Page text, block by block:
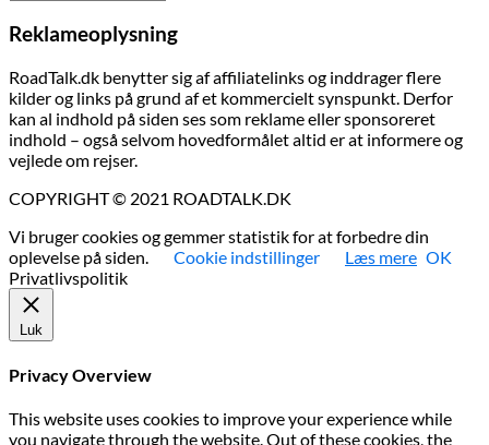
Reklameoplysning
RoadTalk.dk benytter sig af affiliatelinks og inddrager flere
kilder og links på grund af et kommercielt synspunkt. Derfor
kan al indhold på siden ses som reklame eller sponsoreret
indhold – også selvom hovedformålet altid er at informere og
vejlede om rejser.
COPYRIGHT © 2021 ROADTALK.DK
Vi bruger cookies og gemmer statistik for at forbedre din
oplevelse på siden.
Cookie indstillinger Læs mere OK
Privatlivspolitik
Luk
Privacy Overview
This website uses cookies to improve your experience while
you navigate through the website. Out of these cookies, the